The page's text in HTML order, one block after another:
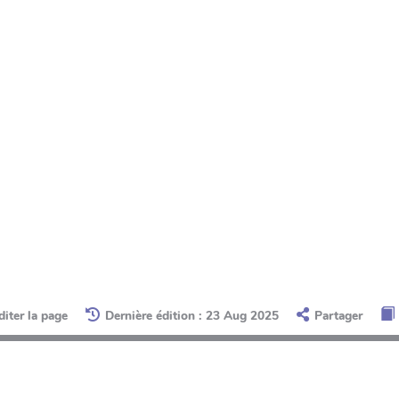
la page Dernière édition : 23 Aug 2025 Partager